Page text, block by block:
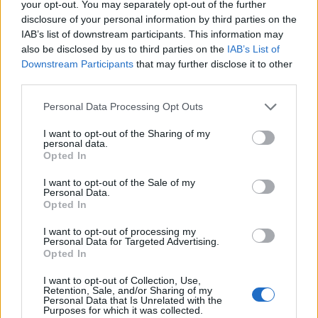
your opt-out. You may separately opt-out of the further
disclosure of your personal information by third parties on the
IAB’s list of downstream participants. This information may
also be disclosed by us to third parties on the IAB’s List of
Downstream Participants that may further disclose it to other
Personal Data Processing Opt Outs
I want to opt-out of the Sharing of my
personal data.
Opted In
I want to opt-out of the Sale of my
Personal Data.
Opted In
I want to opt-out of processing my
Personal Data for Targeted Advertising.
Opted In
I want to opt-out of Collection, Use,
Retention, Sale, and/or Sharing of my
Personal Data that Is Unrelated with the
Purposes for which it was collected.
Ennyivel emeli a Bosch a magyar fizetéseket
jövőre: megszületett a megállapodás
A béremelés mértéke a magyarországi Bosch csoporton
belül vállalatonként és tevékenységi területenként eltérő,
HAJDU LÁSZLÓ| 2021. május 11. 14:04
Fontos változás jön az utakon: 2022-től csak
ilyen új autót engednek a forgalomba
még mindig, mint a „szép új világ” egyik lehetőségére
tekint. Pedig ez már a jelen.
PÉNZCENTRUM| 2020. szeptember 29. 18:26
Ez a koronavírus teszt megbízhatóbb és
39 perc alatt ad megbízható eredményt.